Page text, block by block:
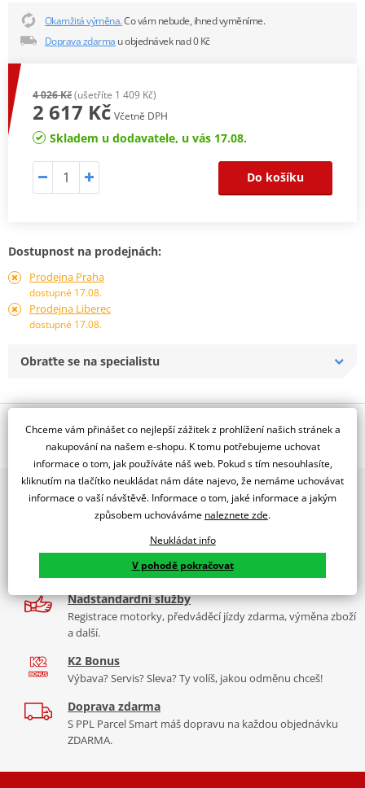
Okamžitá výměna.Co vám nebude, ihned vyměníme.
Doprava zdarma u objednávek nad 0 Kč
4 026 Kč(ušetříte 1 409 Kč)
2 617 Kč Včetně DPH
Skladem u dodavatele, u vás 17.08.
Do košíku
Dostupnost na prodejnách:
Prodejna Praha
dostupné 17.08.
Prodejna Liberec
dostupné 17.08.
Obraťte se na specialistu
Popis a parametry
Jsme autorizovaný
dealer značky NG
Pevný, D320, d181 t4,8, vlnitý design
2x multibrand showroom
9 značek motocyklů, servis, oblečení, doplňky i náhradní
díly, to vše v Praze a Liberci
Více než 30 let zkušeností
Za řídítky motorek, v servisu i prodeji moto vybavení
Nadstandardní služby
Registrace motorky, předváděcí jízdy zdarma, výměna zboží
a další.
K2 Bonus
Výbava? Servis? Sleva? Ty volíš, jakou odměnu chceš!
Doprava zdarma
S PPL Parcel Smart máš dopravu na každou objednávku
ZDARMA.
Chceme vám přinášet co nejlepší zážitek z prohlížení našich stránek a
nakupování na našem e-shopu. K tomu potřebujeme uchovat
informace o tom, jak používáte náš web. Pokud s tím nesouhlasíte,
kliknutím na tlačítko neukládat nám dáte najevo, že nemáme uchovávat
informace o vaší návštěvě. Informace o tom, jaké informace a jakým
způsobem uchováváme naleznete zde.
Neukládat info
V pohodě pokračovat